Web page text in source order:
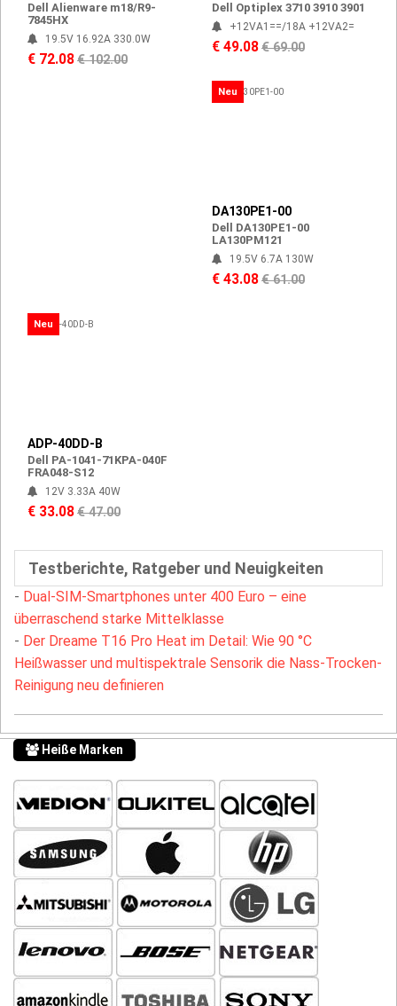
Dell Alienware m18/R9-
7845HX
19.5V 16.92A 330.0W
€ 72.08€ 102.00
Dell Optiplex 3710 3910 3901
+12VA1==/18A +12VA2=
€ 49.08€ 69.00
Neu
DA130PE1-00
Dell DA130PE1-00
LA130PM121
19.5V 6.7A 130W
€ 43.08€ 61.00
Neu
ADP-40DD-B
Dell PA-1041-71KPA-040F
FRA048-S12
12V 3.33A 40W
€ 33.08€ 47.00
Testberichte, Ratgeber und Neuigkeiten
- Dual-SIM-Smartphones unter 400 Euro – eine
überraschend starke Mittelklasse
- Der Dreame T16 Pro Heat im Detail: Wie 90 °C
Heißwasser und multispektrale Sensorik die Nass-Trocken-
Reinigung neu definieren
Heiße Marken